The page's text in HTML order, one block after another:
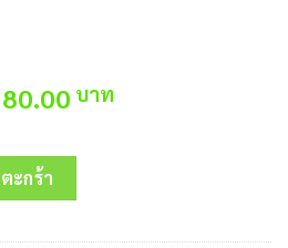
บาท.
บาท
3PHASE RZ3A-40D75 75A 690VAC
ะกร้า